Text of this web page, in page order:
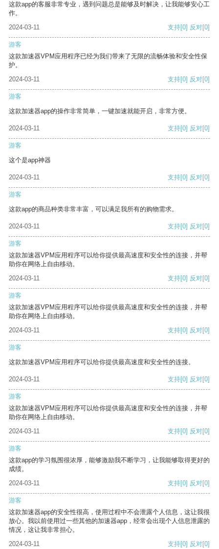
这款app的客服非常专业，遇到问题总是能够及时解决，让我能够安心工
作。
2024-03-11
支持[0] 反对[0]
游客
这款加速器VPM应用程序已经为我们带来了无限的流畅体验和安全性保
护。
2024-03-11
支持[0] 反对[0]
游客
这款加速器app的操作非常简单，一键加速就能开启，非常方便。
2024-03-11 支持[0] 反对[0]
游客
这个是app神器
2024-03-11 支持[0] 反对[0]
游客
这款app的商品种类非常丰富，可以满足我所有的购物需求。
2024-03-11 支持[0] 反对[0]
游客
这款加速器VPM应用程序可以给你提供最高速度和安全性的连接，并帮
助你在网络上自由移动。
2024-03-11
支持[0] 反对[0]
游客
这款加速器VPM应用程序可以给你提供最高速度和安全性的连接，并帮
助你在网络上自由移动。
2024-03-11
支持[0] 反对[0]
游客
这款加速器VPM应用程序可以给你提供最高速度和安全性的连接。
2024-03-11 支持[0] 反对[0]
游客
这款加速器VPM应用程序可以给你提供最高速度和安全性的连接，并帮
助你在网络上自由移动。
2024-03-11
支持[0] 反对[0]
游客
这款app的学习氛围很浓厚，能够激励我不断学习，让我能够取得更好的
成绩。
2024-03-11
支持[0] 反对[0]
游客
这款加速器app的安全性很高，使用过程中不会泄露个人信息，这让我很
放心。我以前使用过一些其他的加速器app，经常会出现个人信息泄露的
情况，这让我非常担心。
2024-03-11
支持[0] 反对[0]